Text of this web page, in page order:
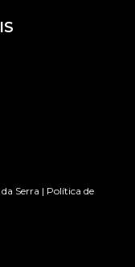
Serra | Política de